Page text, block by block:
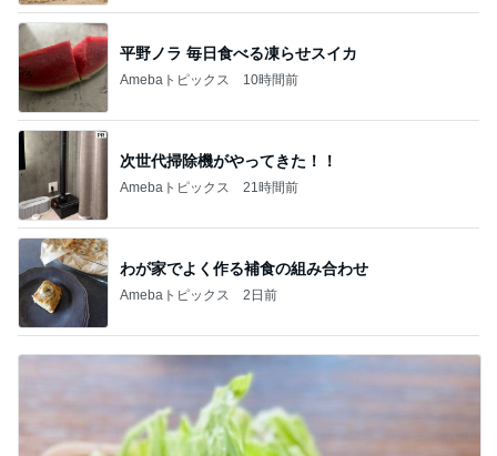
平野ノラ 毎日食べる凍らせスイカ
Amebaトピックス 10時間前
次世代掃除機がやってきた！！
Amebaトピックス 21時間前
わが家でよく作る補食の組み合わせ
Amebaトピックス 2日前